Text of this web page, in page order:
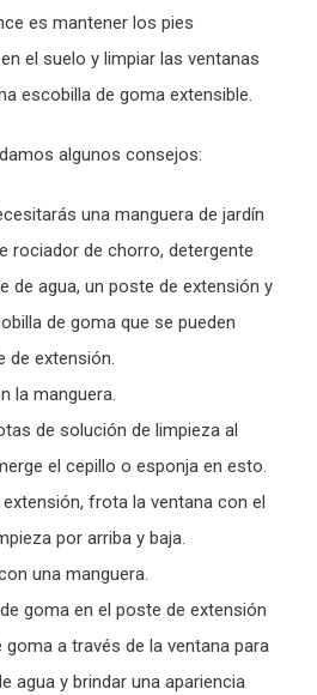
es mantener los pies
el suelo y limpiar las ventanas
escobilla de goma extensible.
algunos consejos:
una manguera de jardín
rociador de chorro, detergente
de agua, un poste de extensión y
de goma que se pueden
de extensión.
la manguera.
de solución de limpieza al
el cepillo o esponja en esto.
frota la ventana con el
por arriba y baja.
una manguera.
goma en el poste de extensión
goma a través de la ventana para
agua y brindar una apariencia